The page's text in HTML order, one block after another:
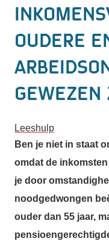
oudere
Leeshulp
Ben je niet in staat
omdat de
je door
noodgedwongen
ouder dan 55 jaar,